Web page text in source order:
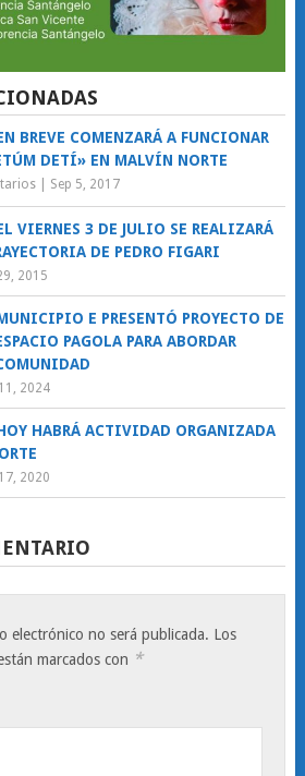
BREVE COMENZARÁ A FUNCIONAR
DETÍ» EN MALVÍN NORTE
| Sep 5, 2017
VIERNES 3 DE JULIO SE REALIZARÁ
DE PEDRO FIGARI
2015
E PRESENTÓ PROYECTO DE
PAGOLA PARA ABORDAR
2024
HABRÁ ACTIVIDAD ORGANIZADA
2020
electrónico no será publicada. Los
marcados con *